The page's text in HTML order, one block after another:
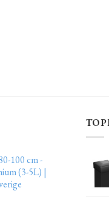
100 cm -
(3-5L) |